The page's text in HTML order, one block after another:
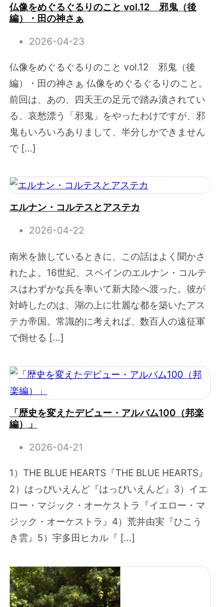
仏像をめぐるぐるりのこと vol.12 邪鬼（後
編）・田の神さぁ
2026-04-23
仏像をめぐるぐるりのこと vol.12 邪鬼（後
編）・田の神さぁ 仏像をめぐるぐるりのこと。
前回は、あの、四天王の足元で踏み潰されてい
る、哀愁漂う「邪鬼」をやったわけですが、邪
鬼もいろいろありまして、半分しかできません
で […]
エルナン・コルテスとアステカ
2026-04-22
南米を旅しているときに、この話はよく聞かさ
れたよ。16世紀、スペインのエルナン・コルテ
スはわずかな兵を率いて新大陸へ渡った。彼が
対峙したのは、湖の上に壮麗な都を築いたアス
テカ帝国。常識的に考えれば、数百人の遠征軍
で倒せる […]
「歴史を変えたデビュー・アルバム100（邦楽
編）」
2026-04-21
1）THE BLUE HEARTS『THE BLUE HEARTS』
2）はっぴいえんど『はっぴいえんど』3）イエ
ロー・マジック・オーケストラ『イエロー・マ
ジック・オーケストラ』4）荒井由実『ひこう
き雲』5）宇多田ヒカル『 […]